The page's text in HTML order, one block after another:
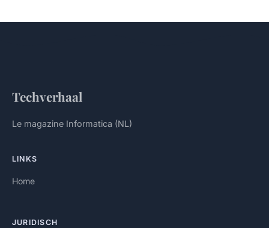
Techverhaal
Le magazine Informatica (NL)
LINKS
Home
JURIDISCH